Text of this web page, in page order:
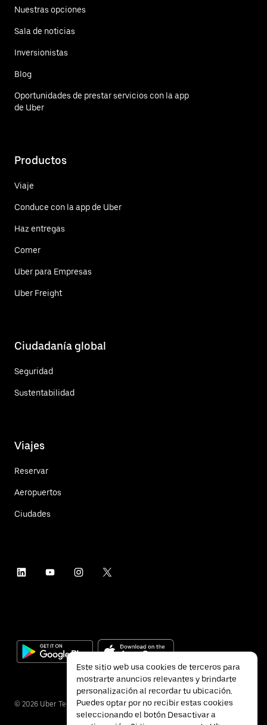
Nuestras opciones
Sala de noticias
Inversionistas
Blog
Oportunidades de prestar servicios con la app
de Uber
Productos
Viaje
Conduce con la app de Uber
Haz entregas
Comer
Uber para Empresas
Uber Freight
Ciudadanía global
Seguridad
Sustentabilidad
Viajes
Reservar
Aeropuertos
Ciudades
© 2026 Uber Technologies Inc.
Este sitio web usa cookies de terceros para
mostrarte anuncios relevantes y brindarte
personalización al recordar tu ubicación.
Puedes optar por no recibir estas cookies
seleccionando el botón Desactivar a